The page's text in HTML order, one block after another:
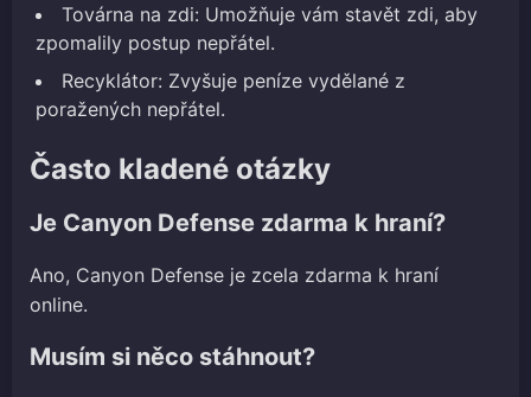
Továrna na zdi: Umožňuje vám stavět zdi, aby
zpomalily postup nepřátel.
Recyklátor: Zvyšuje peníze vydělané z
poražených nepřátel.
Často kladené otázky
Je Canyon Defense zdarma k hraní?
Ano, Canyon Defense je zcela zdarma k hraní
online.
Musím si něco stáhnout?